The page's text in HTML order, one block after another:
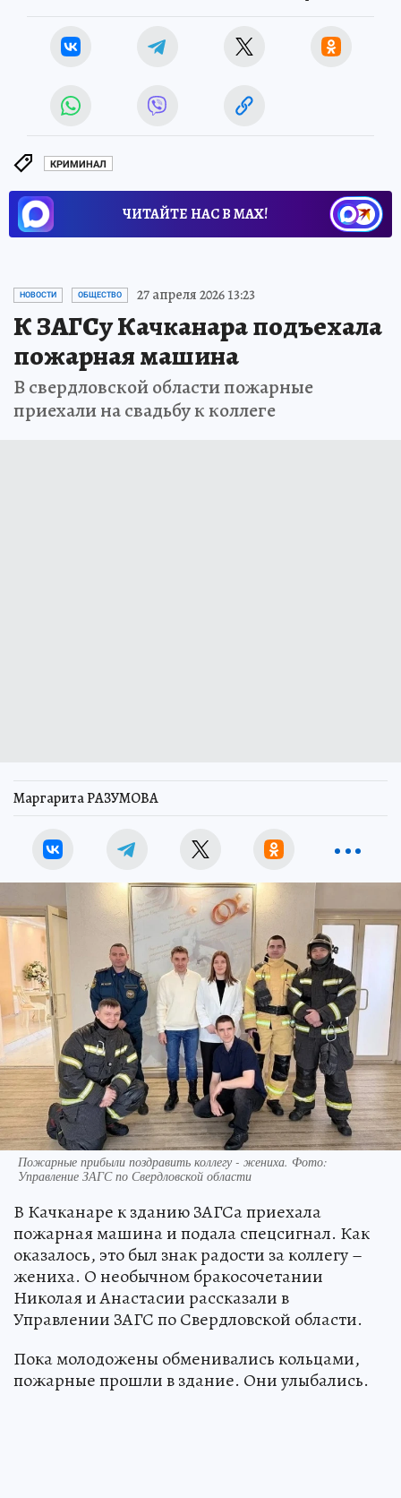
КРИМИНАЛ
ЧИТАЙТЕ НАС В МАХ!
НОВОСТИ ОБЩЕСТВО 27 апреля 2026 13:23
К ЗАГСу Качканара подъехала
пожарная машина
В свердловской области пожарные
приехали на свадьбу к коллеге
Маргарита РАЗУМОВА
Пожарные прибыли поздравить коллегу - жениха. Фото:
Управление ЗАГС по Свердловской области
В Качканаре к зданию ЗАГСа приехала
пожарная машина и подала спецсигнал. Как
оказалось, это был знак радости за коллегу –
жениха. О необычном бракосочетании
Николая и Анастасии рассказали в
Управлении ЗАГС по Свердловской области.
Пока молодожены обменивались кольцами,
пожарные прошли в здание. Они улыбались.